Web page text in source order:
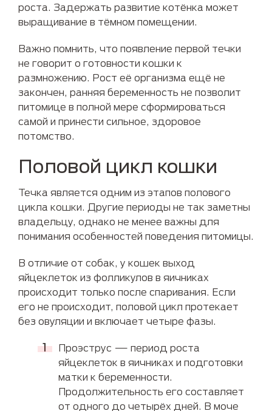
роста. Задержать развитие котёнка может
выращивание в тёмном помещении.
Важно помнить, что появление первой течки
не говорит о готовности кошки к
размножению. Рост её организма ещё не
закончен, ранняя беременность не позволит
питомице в полной мере сформироваться
самой и принести сильное, здоровое
потомство.
Половой цикл кошки
Течка является одним из этапов полового
цикла кошки. Другие периоды не так заметны
владельцу, однако не менее важны для
понимания особенностей поведения питомицы.
В отличие от собак, у кошек выход
яйцеклеток из фолликулов в яичниках
происходит только после спаривания. Если
его не происходит, половой цикл протекает
без овуляции и включает четыре фазы.
Проэструс — период роста
яйцеклеток в яичниках и подготовки
матки к беременности.
Продолжительность его составляет
от одного до четырёх дней. В моче